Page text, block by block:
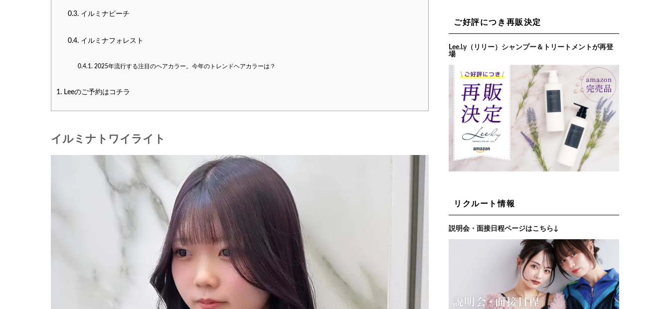
0.3.イルミナビーチ
0.4.イルミナフォレスト
0.4.1. 2025年流行する注目のヘアカラー。今年のトレンドヘアカラーは？
1. Leeのご予約はコチラ
イルミナトワイライト
ご好評につき再販決定
Lee.l.y（リリー）シャンプー＆トリートメントが再登
場
リクルート情報
説明会・面接日程ページはこちら↓